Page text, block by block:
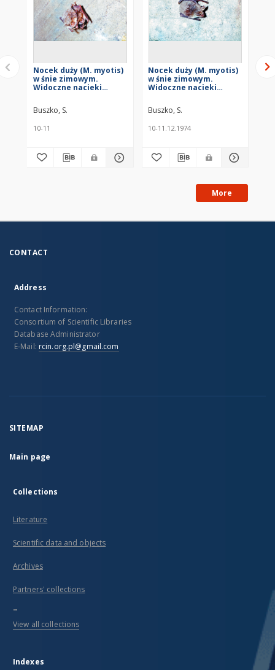
Nocek duży (M. myotis)
w śnie zimowym.
Widoczne nacieki
wodorotlenki żelaza
Buszko, S.
10-11
Nocek duży (M. myotis)
w śnie zimowym.
Widoczne nacieki
wodorotlenki żelaza
Buszko, S.
10-11.12.1974
More
CONTACT
Address
Contact Information:
Consortium of Scientific Libraries
Database Administrator
E-Mail: rcin.org.pl@gmail.com
SITEMAP
Main page
Collections
Literature
Scientific data and objects
Archives
Partners' collections
...
View all collections
Indexes